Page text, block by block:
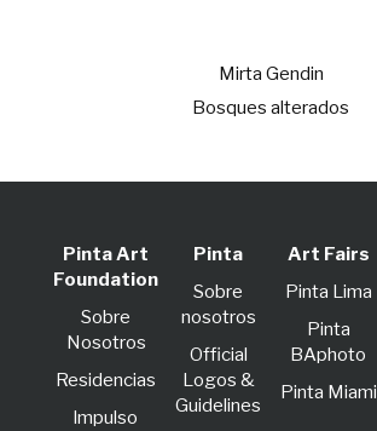
Mirta Gendin
Bosques alterados
Pinta Art
Foundation
Sobre
Nosotros
Residencias
lmpulso
Pinta
Sobre
nosotros
Official
Logos &
Guidelines
Art Fairs
Pinta Lima
Pinta
BAphoto
Pinta Miami